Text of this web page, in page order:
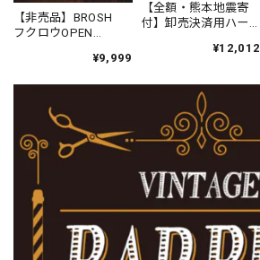
【非売品】BROSH
フクロウOPEN
¥9,999
【全額・熊本地震寄
付】卸売決済用ハー
DELUXE イージー ホ
90g（黄のリング）
¥12,012